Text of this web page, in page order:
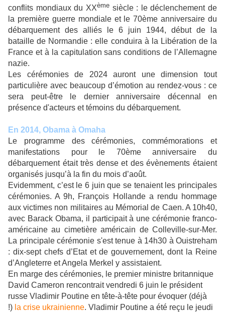
conflits mondiaux du XXèmesiècle : le déclenchement de
la première guerre mondiale et le 70ème anniversaire du
débarquement des alliés le 6 juin 1944, début de la
bataille de Normandie : elle conduira à la Libération de la
France et à la capitulation sans conditions de l’Allemagne
nazie.
Les cérémonies de 2024 auront une dimension tout
particulière avec beaucoup d’émotion au rendez-vous : ce
sera peut-être le dernier anniversaire décennal en
présence d'acteurs et témoins du débarquement.
En 2014, Obama à Omaha
Le programme des cérémonies, commémorations et
manifestations pour le 70ème anniversaire du
débarquement était très dense et des évènements étaient
organisés jusqu’à la fin du mois d’août.
Evidemment, c’est le 6 juin que se tenaient les principales
cérémonies. A 9h, François Hollande a rendu hommage
aux victimes non militaires au Mémorial de Caen. A 10h40,
avec Barack Obama, il participait à une cérémonie franco-
américaine au cimetière américain de Colleville-sur-Mer.
La principale cérémonie s'est tenue à 14h30 à Ouistreham
: dix-sept chefs d’Etat et de gouvernement, dont la Reine
d’Angleterre et Angela Merkel y assistaient.
En marge des cérémonies, le premier ministre britannique
David Cameron rencontrait vendredi 6 juin le président
russe Vladimir Poutine en tête-à-tête pour évoquer (déjà
!) la crise ukrainienne. Vladimir Poutine a été reçu le jeudi